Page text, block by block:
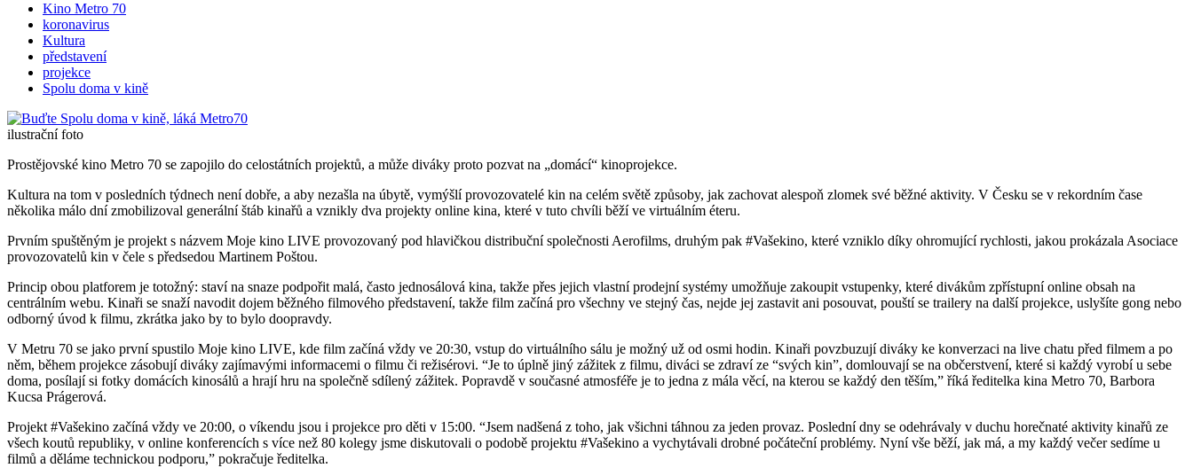
Kino Metro 70
koronavirus
Kultura
představení
projekce
Spolu doma v kině
ilustrační foto
Prostějovské kino Metro 70 se zapojilo do celostátních projektů, a může diváky proto pozvat na „domácí“ kinoprojekce.
Kultura na tom v posledních týdnech není dobře, a aby nezašla na úbytě, vymýšlí provozovatelé kin na celém světě způsoby, jak zachovat alespoň zlomek své běžné aktivity. V Česku se v rekordním čase
několika málo dní zmobilizoval generální štáb kinařů a vznikly dva projekty online kina, které v tuto chvíli běží ve virtuálním éteru.
Prvním spuštěným je projekt s názvem Moje kino LIVE provozovaný pod hlavičkou distribuční společnosti Aerofilms, druhým pak #Vašekino, které vzniklo díky ohromující rychlosti, jakou prokázala Asociace
provozovatelů kin v čele s předsedou Martinem Poštou.
Princip obou platforem je totožný: staví na snaze podpořit malá, často jednosálová kina, takže přes jejich vlastní prodejní systémy umožňuje zakoupit vstupenky, které divákům zpřístupní online obsah na
centrálním webu. Kinaři se snaží navodit dojem běžného filmového představení, takže film začíná pro všechny ve stejný čas, nejde jej zastavit ani posouvat, pouští se trailery na další projekce, uslyšíte gong nebo
odborný úvod k filmu, zkrátka jako by to bylo doopravdy.
V Metru 70 se jako první spustilo Moje kino LIVE, kde film začíná vždy ve 20:30, vstup do virtuálního sálu je možný už od osmi hodin. Kinaři povzbuzují diváky ke konverzaci na live chatu před filmem a po
něm, během projekce zásobují diváky zajímavými informacemi o filmu či režisérovi. “Je to úplně jiný zážitek z filmu, diváci se zdraví ze “svých kin”, domlouvají se na občerstvení, které si každý vyrobí u sebe
doma, posílají si fotky domácích kinosálů a hrají hru na společně sdílený zážitek. Popravdě v současné atmosféře je to jedna z mála věcí, na kterou se každý den těším,” říká ředitelka kina Metro 70, Barbora
Kucsa Prágerová.
Projekt #Vašekino začíná vždy ve 20:00, o víkendu jsou i projekce pro děti v 15:00. “Jsem nadšená z toho, jak všichni táhnou za jeden provaz. Poslední dny se odehrávaly v duchu horečnaté aktivity kinařů ze
všech koutů republiky, v online konferencích s více než 80 kolegy jsme diskutovali o podobě projektu #Vašekino a vychytávali drobné počáteční problémy. Nyní vše běží, jak má, a my každý večer sedíme u
filmů a děláme technickou podporu,” pokračuje ředitelka.